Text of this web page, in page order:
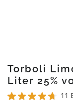
Torboli
Liter 25%
11